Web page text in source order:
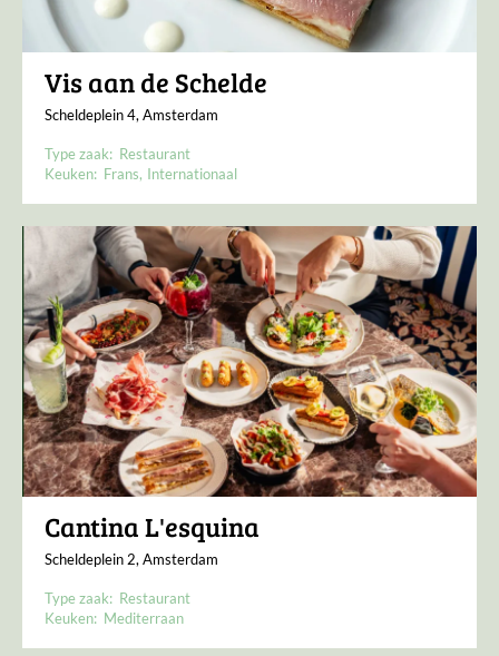
Vis aan de Schelde
Scheldeplein 4, Amsterdam
Type zaak: Restaurant
Keuken: Frans Internationaal
Cantina L'esquina
Scheldeplein 2, Amsterdam
Type zaak: Restaurant
Keuken: Mediterraan